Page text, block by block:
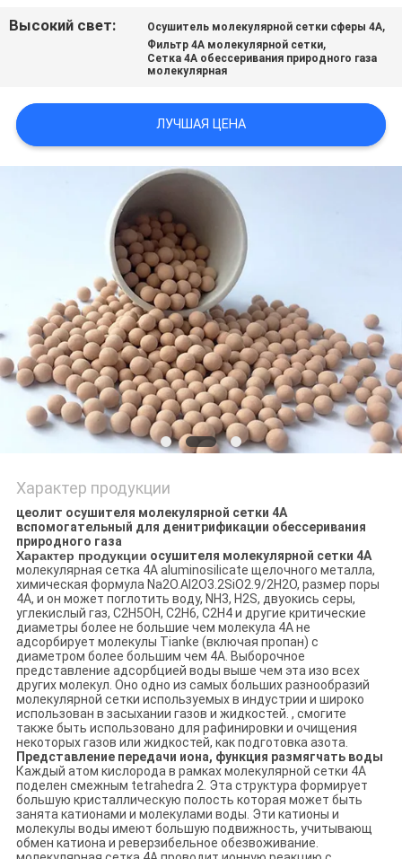
НОВОСТИ
ЗАПРОСИТЬ
РАСЦЕНКИ
PRIVACY
POLICY
Высокий свет: Осушитель молекулярной сетки сферы 4A,
Фильтр 4A молекулярной сетки,
Сетка 4A обессеривания природного газа
молекулярная
ЛУЧШАЯ ЦЕНА
Характер продукции
цеолит осушителя молекулярной сетки 4A
вспомогательный для денитрификации обессеривания
природного газа
Характер продукции осушителя молекулярной сетки 4A
молекулярная сетка 4A aluminosilicate щелочного металла,
химическая формула Na2O.AI2O3.2SiO2.9/2H2O, размер поры
4A, и он может поглотить воду, NH3, H2S, двуокись серы,
углекислый газ, C2H5OH, C2H6, C2H4 и другие критические
диаметры более не большие чем молекула 4A не
адсорбирует молекулы Tianke (включая пропан) с
диаметром более большим чем 4A. Выборочное
представление адсорбцией воды выше чем эта изо всех
других молекул. Оно одно из самых больших разнообразий
молекулярной сетки используемых в индустрии и широко
использован в засыхании газов и жидкостей. , смогите
также быть использовано для рафинировки и очищения
некоторых газов или жидкостей, как подготовка азота.
Представление передачи иона, функция размягчать воды
Каждый атом кислорода в рамках молекулярной сетки 4A
поделен смежным tetrahedra 2. Эта структура формирует
большую кристаллическую полость которая может быть
занята катионами и молекулами воды. Эти катионы и
молекулы воды имеют большую подвижность, учитывающ
обмен катиона и реверзибельное обезвоживание.